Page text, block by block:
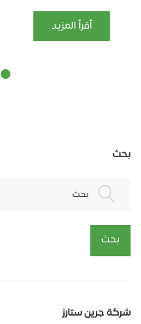
أقرأ المزيد
بحث
بحث
شركة جرين ستارز